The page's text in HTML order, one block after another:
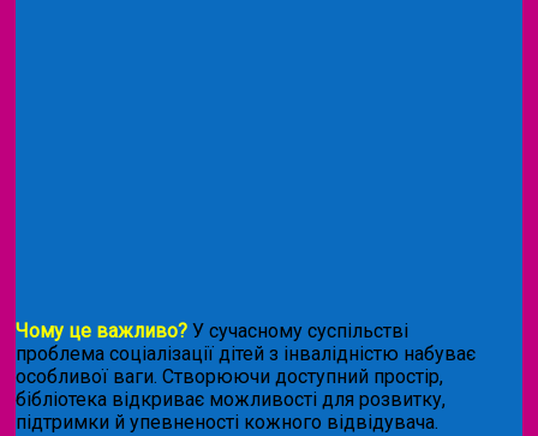
Чому це важливо? У сучасному суспільстві
проблема соціалізації дітей з інвалідністю набуває
особливої ваги. Створюючи доступний простір,
бібліотека відкриває можливості для розвитку,
підтримки й упевненості кожного відвідувача.